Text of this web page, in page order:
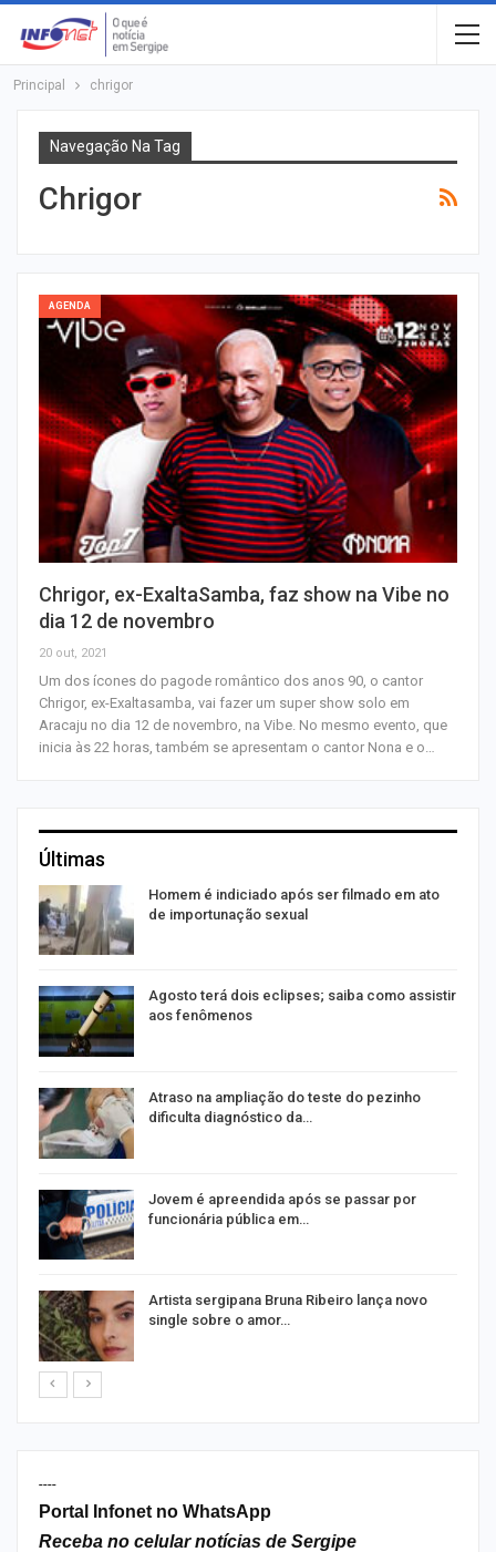
Principal chrigor
Navegação Na Tag
Chrigor
AGENDA
Chrigor, ex-ExaltaSamba, faz show na Vibe no
dia 12 de novembro
20 out, 2021
Um dos ícones do pagode romântico dos anos 90, o cantor
Chrigor, ex-Exaltasamba, vai fazer um super show solo em
Aracaju no dia 12 de novembro, na Vibe. No mesmo evento, que
inicia às 22 horas, também se apresentam o cantor Nona e o…
Últimas
Homem é indiciado após ser filmado em ato
de importunação sexual
Agosto terá dois eclipses; saiba como assistir
aos fenômenos
Atraso na ampliação do teste do pezinho
dificulta diagnóstico da…
Jovem é apreendida após se passar por
funcionária pública em…
Artista sergipana Bruna Ribeiro lança novo
single sobre o amor…
----
Portal Infonet no WhatsApp
Receba no celular notícias de Sergipe